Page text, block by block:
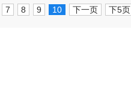
7 8 9 10 下一页 下5页